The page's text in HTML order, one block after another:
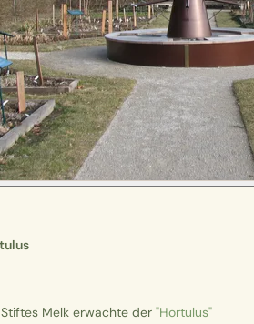
Melk erwachte der "Hortulus"